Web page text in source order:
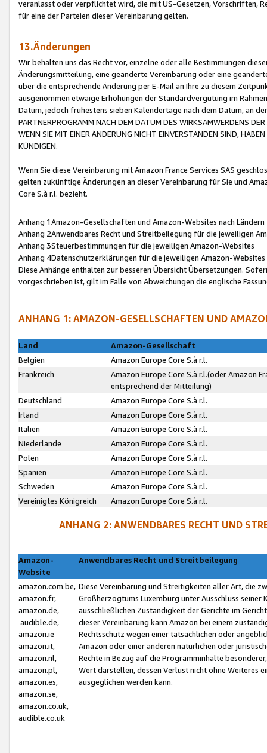
veranlasst oder verpflichtet wird, die mit US-Gesetzen, Vorschriften,
für eine der Parteien dieser Vereinbarung gelten.
13.Änderungen
Wir behalten uns das Recht vor, einzelne oder alle Bestimmungen
Änderungsmitteilung, eine geänderte Vereinbarung oder eine
über die entsprechende Änderung per E-Mail an Ihre zu diesem
ausgenommen etwaige Erhöhungen der Standardvergütung im
Datum, jedoch frühestens sieben Kalendertage nach dem Datum, an
PARTNERPROGRAMM NACH DEM DATUM DES WIRKSAMWERDENS
WENN SIE MIT EINER ÄNDERUNG NICHT EINVERSTANDEN SIND,
KÜNDIGEN.
Wenn Sie diese Vereinbarung mit Amazon France Services SAS
gelten zukünftige Änderungen an dieser Vereinbarung für Sie und
Core S.à r.l. bezieht.
Anhang 1Amazon-Gesellschaften und Amazon-Websites nach Ländern
Anhang 2Anwendbares Recht und Streitbeilegung für die jeweiligen
Anhang 3Steuerbestimmungen für die jeweiligen Amazon-Websites
Anhang 4Datenschutzerklärungen für die jeweiligen Amazon-Websites
Diese Anhänge enthalten zur besseren Übersicht Übersetzungen.
vorgeschrieben ist, gilt im Falle von Abweichungen die englische
ANHANG 1: AMAZON-GESELLSCHAFTEN UND
Land
Amazon-Gesellschaft
Belgien
Amazon Europe Core S.à r.l.
Frankreich
Amazon Europe Core S.à r.l.(oder Amazon
entsprechend der Mitteilung)
Deutschland
Amazon Europe Core S.à r.l.
Irland
Amazon Europe Core S.à r.l.
Italien
Amazon Europe Core S.à r.l.
Niederlande
Amazon Europe Core S.à r.l.
Polen
Amazon Europe Core S.à r.l.
Spanien
Amazon Europe Core S.à r.l.
Schweden
Amazon Europe Core S.à r.l.
Vereinigtes Königreich
Amazon Europe Core S.à r.l.
ANHANG 2: ANWENDBARES RECHT UND
Amazon-
Website
Anwendbares Recht und Streitbeilegung
amazon.com.be,
amazon.fr,
amazon.de,
audible.de,
amazon.ie
amazon.it,
amazon.nl,
amazon.pl,
amazon.es,
amazon.se,
amazon.co.uk,
audible.co.uk
Diese Vereinbarung und Streitigkeiten aller Art, die
Großherzogtums Luxemburg unter Ausschluss
ausschließlichen Zuständigkeit der Gerichte im
dieser Vereinbarung kann Amazon bei einem
Rechtsschutz wegen einer tatsächlichen oder
Amazon oder einer anderen natürlichen oder
Rechte in Bezug auf die Programminhalte
Wert darstellen, dessen Verlust nicht ohne Weiteres
ausgeglichen werden kann.